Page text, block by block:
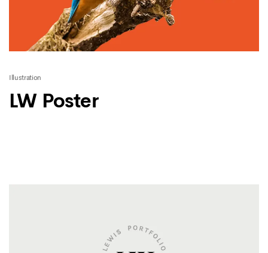
Illustration
LW Poster